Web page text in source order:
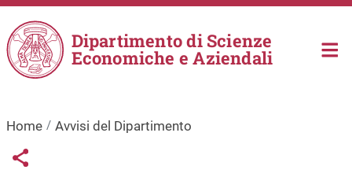
Salta al contenuto principale
Dipartimento di Scienze
Economiche e Aziendali
Home Avvisi del Dipartimento
Links condivisione social
Share button